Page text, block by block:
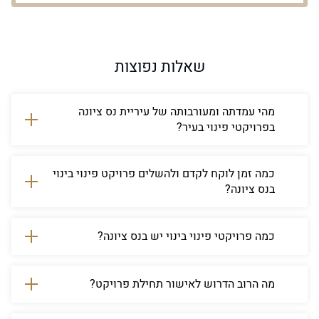
שאלות נפוצות
מהי עמדתה ומעורבותה של עיריית נס ציונה
בפרויקטי פינוי בעיר?
ובפרויקטי פינוי בינוי. העירייה פועלת בשיתוף פעולה
עם יזמים ודיירים לקידום התהליך בצורה יעילה.
כמה זמן לוקח לקדם ולהשלים פרויקט פינוי בינוי
בנס ציונה?
שיתוף פעולה עם דיירים ויכולות היזם.
כמה פרויקטי פינוי בינוי יש בנס ציונה?
ועוד מספר פרויקטים הממתינים לאישור.
מה הרוב הדרוש לאישור תחילת פרויקט?